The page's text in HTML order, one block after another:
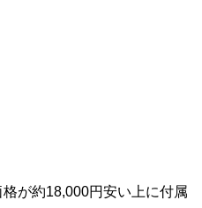
が約18,000円安い上に付属